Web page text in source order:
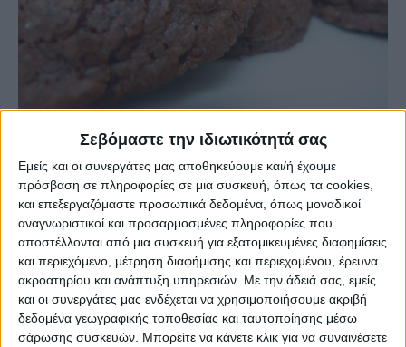
Σεβόμαστε την ιδιωτικότητά σας
Εμείς και οι συνεργάτες μας αποθηκεύουμε και/ή έχουμε
πρόσβαση σε πληροφορίες σε μια συσκευή, όπως τα cookies,
και επεξεργαζόμαστε προσωπικά δεδομένα, όπως μοναδικοί
αναγνωριστικοί και προσαρμοσμένες πληροφορίες που
αποστέλλονται από μια συσκευή για εξατομικευμένες διαφημίσεις
και περιεχόμενο, μέτρηση διαφήμισης και περιεχομένου, έρευνα
ακροατηρίου και ανάπτυξη υπηρεσιών. Με την άδειά σας, εμείς
και οι συνεργάτες μας ενδέχεται να χρησιμοποιήσουμε ακριβή
δεδομένα γεωγραφικής τοποθεσίας και ταυτοποίησης μέσω
σάρωσης συσκευών. Μπορείτε να κάνετε κλικ για να συναινέσετε
Το διαβάσαμε εδώ
Δείτε και αυτά
Εύκολες ιδέες για αρχάριους: εκλεκτικό στιλ με γήινες
αποχρώσεις στη διακόσμηση